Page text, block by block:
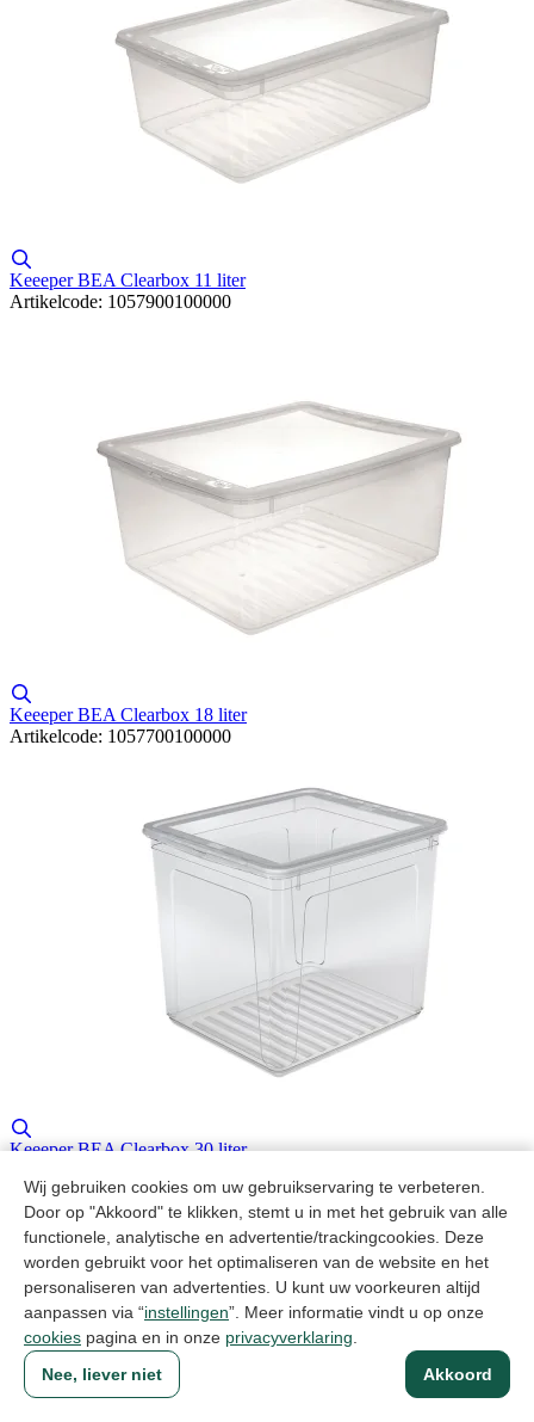
Wij gebruiken cookies om uw gebruikservaring te verbeteren.
Door op "Akkoord" te klikken, stemt u in met het gebruik van alle
functionele, analytische en advertentie/trackingcookies. Deze
worden gebruikt voor het optimaliseren van de website en het
personaliseren van advertenties. U kunt uw voorkeuren altijd
aanpassen via “instellingen”. Meer informatie vindt u op onze
cookies pagina en in onze privacyverklaring
Akkoord
Nee, liever niet
Keeeper BEA Clearbox 11 liter
Artikelcode: 1057900100000
Keeeper BEA Clearbox 18 liter
Artikelcode: 1057700100000
Keeeper BEA Clearbox 30 liter